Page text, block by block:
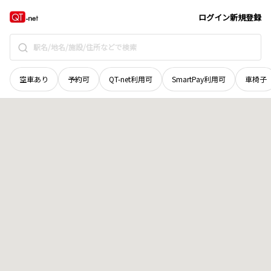
ログイン新規登録
空車あり 予約可 QT-net利用可 SmartPay利用可 車椅子
徳島県